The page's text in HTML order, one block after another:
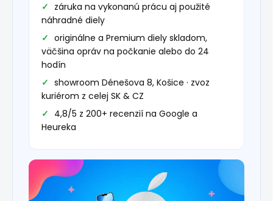
záruka na vykonanú prácu aj použité
náhradné diely
originálne a Premium diely skladom,
väčšina opráv na počkanie alebo do 24
hodín
showroom Dénešova 8, Košice · zvoz
kuriérom z celej SK & CZ
4,8/5 z 200+ recenzií na Google a
Heureka